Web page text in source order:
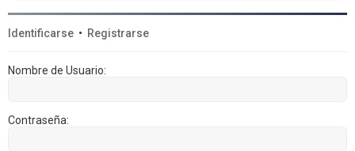
Identificarse • Registrarse
Nombre de Usuario:
Contraseña: